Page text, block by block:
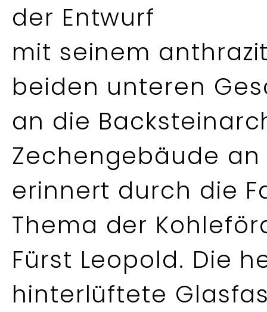
der Entwurf
mit seinem
beiden unteren
an die
Zechengebäude
erinnert durch die
Thema der
Fürst Leopold. Die
hinterlüftete